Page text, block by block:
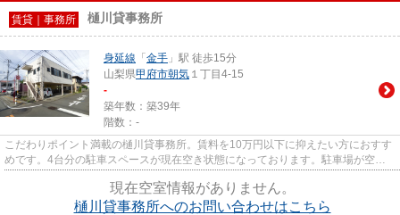
賃貸｜事務所 樋川貸事務所
身延線 「 金手 」駅 徒歩15分
山梨県甲府市朝気 １丁目4-15
-
築年数：築39年
階数：-
こだわりポイント満載の樋川貸事務所。賃料を10万円以下に抑えたい方におすす
めです。4台分の駐車スペースが現在空き状態になっております。駐車場が空い
現在空室情報がありません。
樋川貸事務所へのお問い合わせはこちら